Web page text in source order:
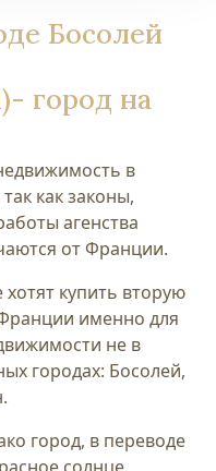
Босолей
город на
в
как законы,
агенства
от Франции.
купить вторую
именно для
не в
городах: Босолей,
город, в переводе